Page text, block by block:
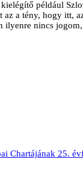
például
a tény, hogy itt,
nincs
Chartájának 25.